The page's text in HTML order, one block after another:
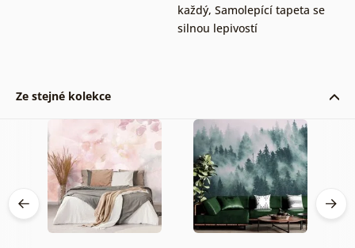
každý, Samolepící tapeta se
silnou lepivostí
Ze stejné kolekce